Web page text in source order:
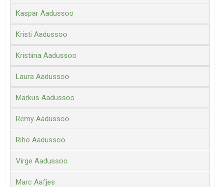
Kaspar Aadussoo
Kristi Aadussoo
Kristiina Aadussoo
Laura Aadussoo
Markus Aadussoo
Remy Aadussoo
Riho Aadussoo
Virge Aadussoo
Marc Aafjes